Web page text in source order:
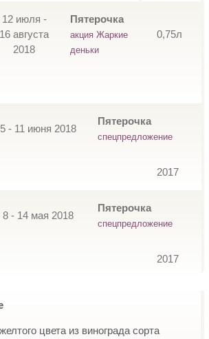
12 июля -
16 августа
2018
Пятерочка
акция Жаркие
деньки
0,75л
5 - 11 июня 2018
Пятерочка
спецпредложение
2017
8 - 14 мая 2018
Пятерочка
спецпредложение
2017
цвета из винограда сорта